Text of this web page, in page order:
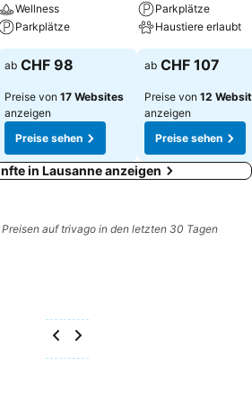
Wellness
Parkplätze
ab CHF 98
Preise von 17 Websites
anzeigen
Preise sehen
Parkplätze
Haustiere erlaubt
ab CHF 107
Preise von 12
anzeigen
Preise sehen
in Lausanne anzeigen
auf trivago in den letzten 30 Tagen